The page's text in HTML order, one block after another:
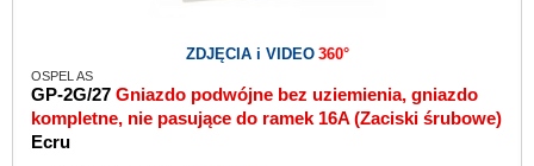
ZDJĘCIA i VIDEO 360°
OSPEL AS
GP-2G/27 Gniazdo podwójne bez uziemienia, gniazdo
kompletne, nie pasujące do ramek 16A (Zaciski śrubowe)
Ecru